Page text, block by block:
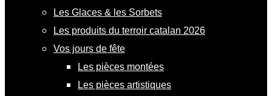
Les Glaces & les Sorbets
Les produits du terroir catalan 2026
Vos jours de fête
Les pièces montées
Les pièces artistiques